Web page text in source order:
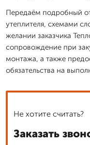
Передаём подробный
утеплителя, схемами
желании заказчика
сопровождение при
монтажа, а также
обязательства на
Не хотите считать?
Заказать